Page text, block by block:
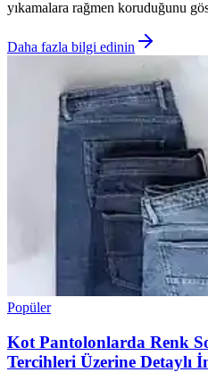
yıkamalara rağmen koruduğunu
Daha fazla bilgi edinin
Popüler
Kot Pantolonlarda Renk
Tercihleri Üzerine Detaylı